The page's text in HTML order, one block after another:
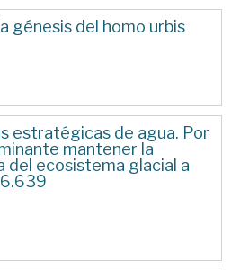
génesis del homo urbis
estratégicas de agua. Por
mantener la
del ecosistema glacial a